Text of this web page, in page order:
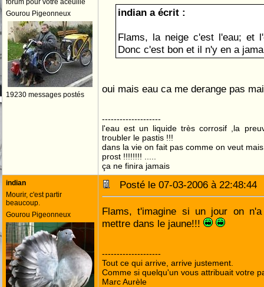
forum pour votre aceuille
Gourou Pigeonneux
19230 messages postés
indian a écrit :
Flams, la neige c'est l'eau; et
Donc c'est bon et il n'y en a
oui mais eau ca me derange pas
--------------------
l'eau est un liquide très corrosif ,la
troubler le pastis !!!
dans la vie on fait pas comme on veut
prost !!!!!!!! .....
ça ne finira jamais
indian
Mourir, c'est partir
beaucoup.
Gourou Pigeonneux
Posté le 07-03-2006 à
Flams, t'imagine si un jour on
mettre dans le jaune!!!
--------------------
Tout ce qui arrive, arrive justement.
Comme si quelqu'un vous attribuait votre
Marc Aurèle